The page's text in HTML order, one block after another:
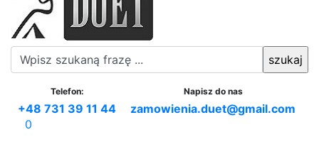
Telefon:
+48 731 39 11 44
Napisz do nas
zamowienia.duet@gmail.com
0